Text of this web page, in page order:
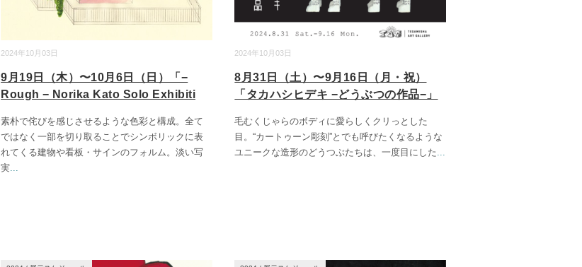
2024年10月03日
9月19日（木）〜10月6日（日）「−
Rough − Norika Kato Solo Exhibiti
素朴で侘びを感じさせるような色彩と構成。全て
ではなく一部を切り取ることでシンボリックに表
れてくる建物や看板・サインのフォルム。淡い写
実...
2024年10月03日
8月31日（土）〜9月16日（月・祝）
「タカハシヒデキ −どうぶつの作品−」
毛むくじゃらのボディに愛らしくクリっとした
目。“カートゥーン彫刻”とでも呼びたくなるような
ユニークな造形のどうつぶたちは、一度目にした...